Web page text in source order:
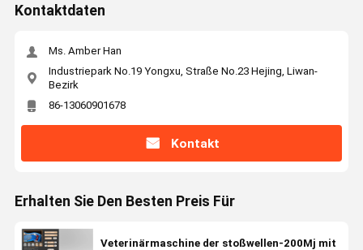
Kontaktdaten
Ms. Amber Han
Industriepark No.19 Yongxu, Straße No.23 Hejing, Liwan-
Bezirk
86-13060901678
Kontakt
Erhalten Sie Den Besten Preis Für
Veterinärmaschine der stoßwellen-200Mj mit